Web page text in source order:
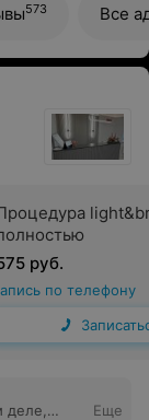
Успехов
573 Все
руб.
по телефону
деле,
Еще